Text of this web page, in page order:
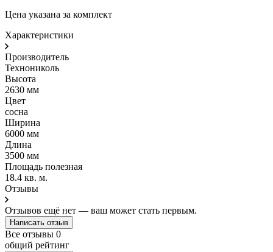
Цена указана за комплект
Характеристики
Производитель
Технониколь
Высота
2630 мм
Цвет
сосна
Ширина
6000 мм
Длина
3500 мм
Площадь полезная
18.4 кв. м.
Отзывы
Отзывов ещё нет — ваш может стать первым.
Написать отзыв
Все отзывы 0
общий рейтинг